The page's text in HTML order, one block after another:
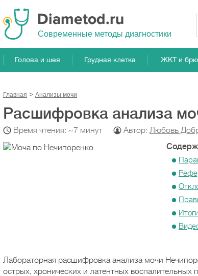
Cовременные методы диагностики
Голова и шея Грудная клетка ЖКТ и
Главная Анализы мочи
Расшифровка анализа
Время чтения: ~7 минут Автор: Любовь
Лабораторная расшифровка анализа мочи
острых, хронических и латентных